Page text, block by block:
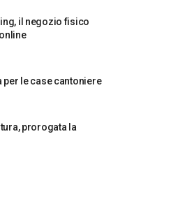
il negozio fisico
per le case cantoniere
prorogata la